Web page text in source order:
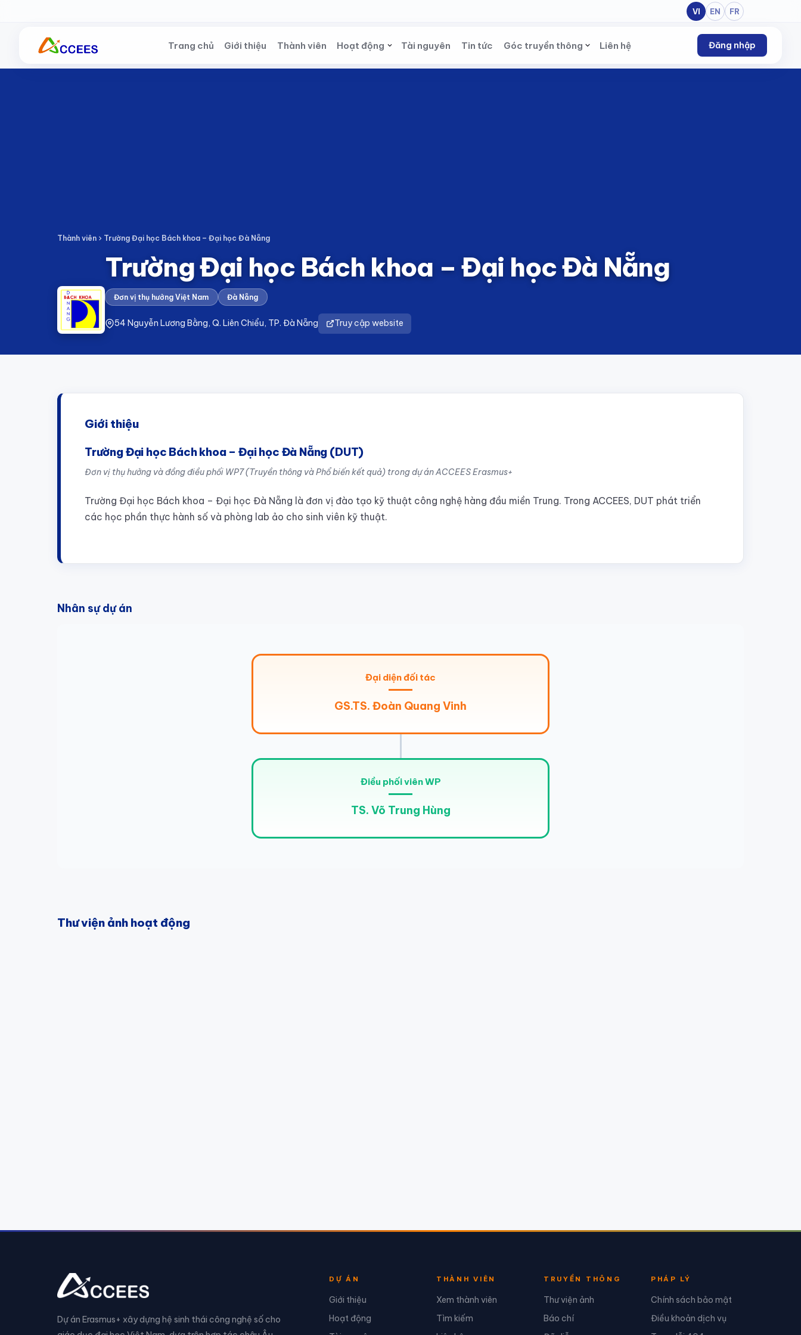
VI EN FR
Trang chủ Giới thiệu Thành viên Hoạt động Tài nguyên Tin tức Góc truyền thông Liên hệ Đăng nhập
Thành viên Trường Đại học Bách khoa – Đại học Đà Nẵng
Trường Đại học Bách khoa – Đại học Đà Nẵng
Đơn vị thụ hưởng Việt Nam Đà Nẵng
54 Nguyễn Lương Bằng, Q. Liên Chiểu, TP. Đà Nẵng Truy cập website
Giới thiệu
Trường Đại học Bách khoa – Đại học Đà Nẵng (DUT)
Đơn vị thụ hưởng và đồng điều phối WP7 (Truyền thông và Phổ biến kết quả) trong dự án ACCEES Erasmus+
Trường Đại học Bách khoa – Đại học Đà Nẵng là đơn vị đào tạo kỹ thuật công nghệ hàng đầu miền Trung. Trong ACCEES, DUT phát triển
các học phần thực hành số và phòng lab ảo cho sinh viên kỹ thuật.
Nhân sự dự án
Đại diện đối tác
GS.TS. Đoàn Quang Vinh
Điều phối viên WP
TS. Võ Trung Hùng
Thư viện ảnh hoạt động
Dự án Erasmus+ xây dựng hệ sinh thái công nghệ số cho
DỰ ÁN
Giới thiệu
Hoạt động
THÀNH VIÊN
Xem thành viên
Tìm kiếm
TRUYỀN THÔNG
Thư viện ảnh
Báo chí
PHÁP LÝ
Chính sách bảo mật
Điều khoản dịch vụ